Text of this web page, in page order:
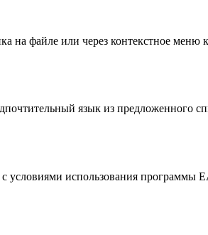
на файле или через контекстное
язык из предложенного
использования программы